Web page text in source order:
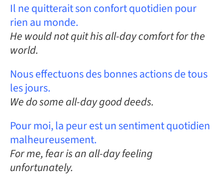
Il ne quitterait son confort quotidien pour
rien au monde.
He would not quit his all-day comfort for the
world.
Nous effectuons des bonnes actions de tous
les jours.
We do some all-day good deeds.
Pour moi, la peur est un sentiment quotidien
malheureusement.
For me, fear is an all-day feeling
unfortunately.